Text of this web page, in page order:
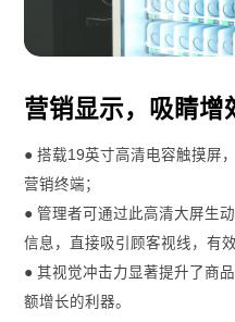
营销显示，吸睛增
● 搭载19英寸高清电容触摸屏
营销终端；
● 管理者可通过此高清大屏生
信息，直接吸引顾客视线，有
● 其视觉冲击力显著提升了商
额增长的利器。